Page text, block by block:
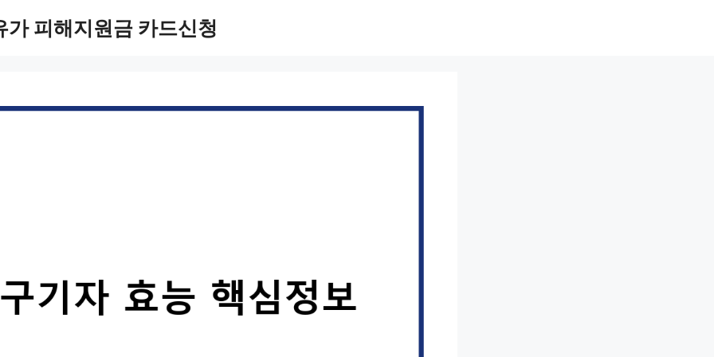
가 피해지원금 카드신청